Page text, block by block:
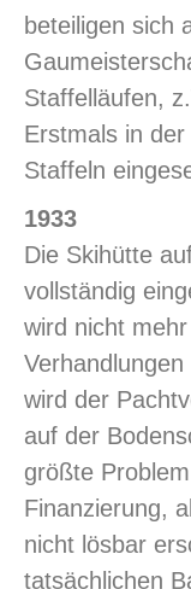
beteiligen sich
Staffelläufen,
Erstmals in
Staffeln
1933
Die Skihütte
vollständig
wird nicht
wird der
auf der
größte
Finanzierung,
nicht lösbar
tatsächlichen